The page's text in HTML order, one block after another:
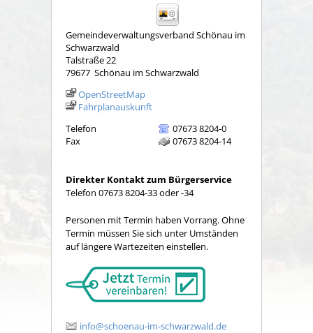
Gemeindeverwaltungsverband Schönau im
Schwarzwald
Talstraße 22
79677 Schönau im Schwarzwald
OpenStreetMap
Fahrplanauskunft
Telefon
07673 8204-0
Fax
07673 8204-14
Direkter Kontakt zum Bürgerservice
Telefon 07673 8204-33 oder -34
Personen mit Termin haben Vorrang. Ohne
Termin müssen Sie sich unter Umständen
auf längere Wartezeiten einstellen.
info@schoenau-im-schwarzwald.de